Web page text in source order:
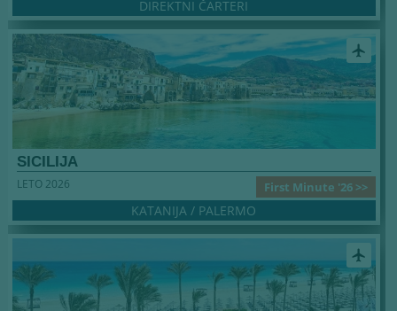
DIREKTNI ČARTERI
airplanemode_active
SICILIJA
First Minute '26 >>
LETO 2026
KATANIJA / PALERMO
airplanemode_active